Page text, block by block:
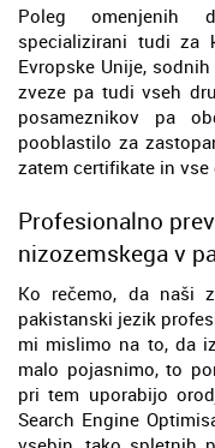
Poleg omenjenih
specializirani tudi za
Evropske Unije,
zveze pa tudi vseh
posameznikov pa
pooblastilo za
zatem certifikate in vse
Profesionalno
nizozemskega v
Ko rečemo, da naši
pakistanski jezik
mi mislimo na to, da
malo pojasnimo, to
pri tem uporabijo
Search Engine